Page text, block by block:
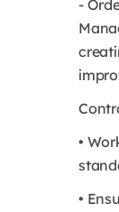
-
•
•